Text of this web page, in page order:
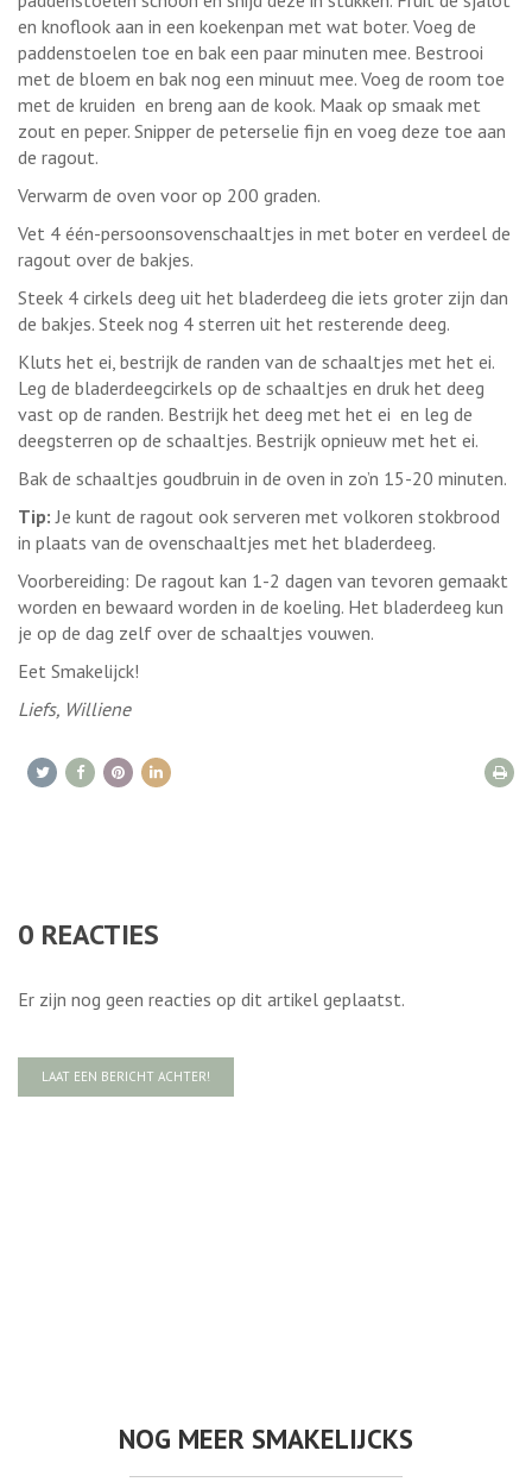
en knoflook aan in een koekenpan met wat boter. Voeg de
paddenstoelen toe en bak een paar minuten mee. Bestrooi
met de bloem en bak nog een minuut mee. Voeg de room toe
met de kruiden en breng aan de kook. Maak op smaak met
zout en peper. Snipper de peterselie fijn en voeg deze toe aan
de ragout.
Verwarm de oven voor op 200 graden.
Vet 4 één-persoonsovenschaaltjes in met boter en verdeel de
ragout over de bakjes.
Steek 4 cirkels deeg uit het bladerdeeg die iets groter zijn dan
de bakjes. Steek nog 4 sterren uit het resterende deeg.
Kluts het ei, bestrijk de randen van de schaaltjes met het ei.
Leg de bladerdeegcirkels op de schaaltjes en druk het deeg
vast op de randen. Bestrijk het deeg met het ei en leg de
deegsterren op de schaaltjes. Bestrijk opnieuw met het ei.
Bak de schaaltjes goudbruin in de oven in zo’n 15-20 minuten.
Tip: Je kunt de ragout ook serveren met volkoren stokbrood
in plaats van de ovenschaaltjes met het bladerdeeg.
Voorbereiding: De ragout kan 1-2 dagen van tevoren gemaakt
worden en bewaard worden in de koeling. Het bladerdeeg kun
je op de dag zelf over de schaaltjes vouwen.
Eet Smakelijck!
Liefs, Williene
0 REACTIES
Er zijn nog geen reacties op dit artikel geplaatst.
LAAT EEN BERICHT ACHTER!
NOG MEER SMAKELIJCKS